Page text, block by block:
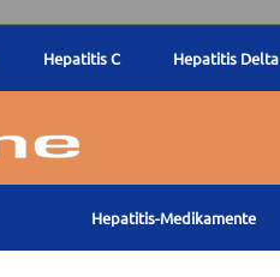
Hepatitis C Hepatitis Delta
Hepatitis-Medikamente